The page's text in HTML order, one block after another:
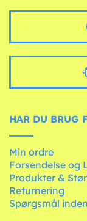
HAR DU BRUG
Min ordre
Forsendelse og
Produkter &
Returnering
Spørgsmål